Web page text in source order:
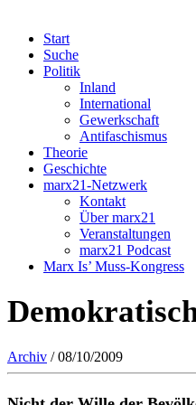
Start
Suche
Politik
Inland
International
Gewerkschaft
Antifaschismus
Theorie
Geschichte
marx21-Netzwerk
Kontakt
Über marx21
Veranstaltungen
marx21 Podcast
Marx Is’ Muss-Kongress
Archiv / 08/10/2009